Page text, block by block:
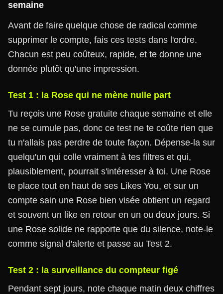
semaine
Avant de faire quelque chose de radical comme
supprimer le compte, fais ces tests dans l'ordre.
Chacun est peu coûteux, rapide, et te donne une
donnée plutôt qu'une impression.
Test 1 : la Rose qui ne mène nulle part
Tu reçois une Rose gratuite chaque semaine et elle
ne se cumule pas, donc ce test ne te coûte rien que
tu n'allais pas perdre de toute façon. Dépense-la sur
quelqu'un qui colle vraiment à tes filtres et qui,
plausiblement, pourrait s'intéresser à toi. Une Rose
te place tout en haut de ses Likes You, et sur un
compte sain une Rose bien visée obtient un regard
et souvent un like en retour en un ou deux jours. Si
une Rose solide ne rapporte que du silence, note-le
comme signal d'alerte et passe au Test 2.
Test 2 : la surveillance du compteur figé
Pendant sept jours, note chaque matin deux chiffres